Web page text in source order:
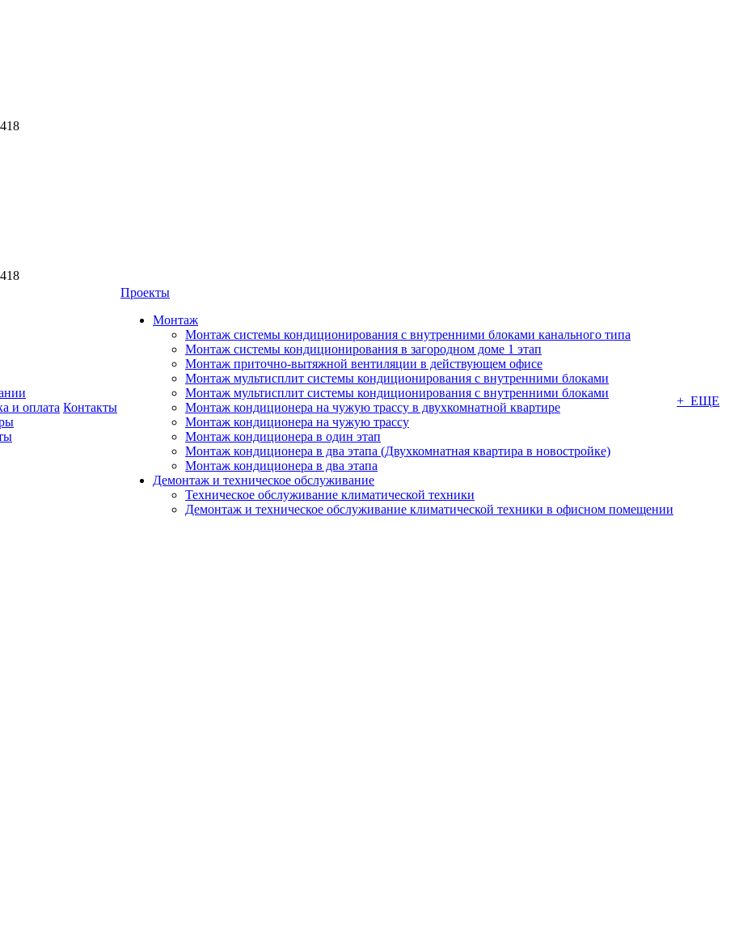
и оплата Контакты
Проекты
Монтаж
Монтаж системы кондиционирования с внутренними блоками канального типа
Монтаж системы кондиционирования в загородном доме 1 этап
Монтаж приточно-вытяжной вентиляции в действующем офисе
Монтаж мультисплит системы кондиционирования с внутренними блоками
Монтаж мультисплит системы кондиционирования с внутренними блоками
Монтаж кондиционера на чужую трассу в двухкомнатной квартире
Монтаж кондиционера на чужую трассу
Монтаж кондиционера в один этап
Монтаж кондиционера в два этапа (Двухкомнатная квартира в новостройке)
Монтаж кондиционера в два этапа
Демонтаж и техническое обслуживание
Техническое обслуживание климатической техники
Демонтаж и техническое обслуживание климатической техники в офисном помещении
+ ЕЩЕ